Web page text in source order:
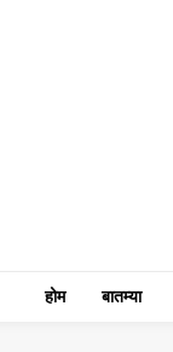
होम बातम्या